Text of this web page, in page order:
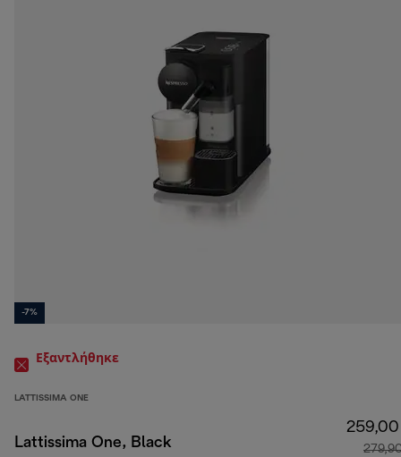
-7%
Εξαντλήθηκε
LATTISSIMA ONE
Lattissima One, Black